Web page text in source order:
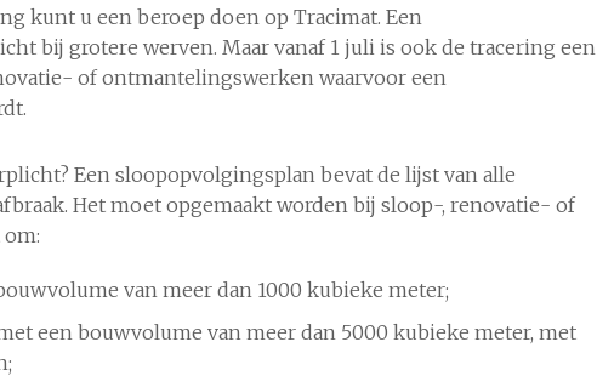
kunt u een beroep doen op Tracimat. Een
bij grotere werven. Maar vanaf 1 juli is ook de tracering een
of ontmantelingswerken waarvoor een
Een sloopopvolgingsplan bevat de lijst van alle
Het moet opgemaakt worden bij sloop-, renovatie- of
van meer dan 1000 kubieke meter;
een bouwvolume van meer dan 5000 kubieke meter, met